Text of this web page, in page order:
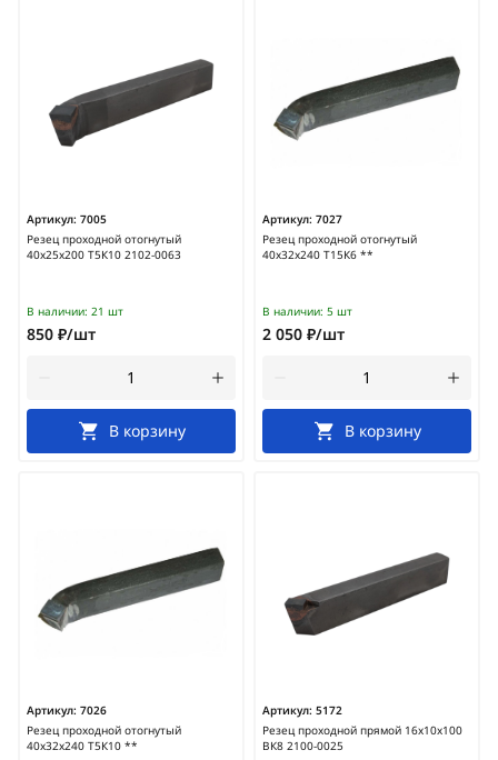
Артикул: 7005
Резец проходной отогнутый
40х25х200 Т5К10 2102-0063
В наличии: 21 шт
850 ₽/шт
В корзину
Артикул: 7027
Резец проходной отогнутый
40х32х240 Т15К6 **
В наличии: 5 шт
2 050 ₽/шт
В корзину
Артикул: 7026
Резец проходной отогнутый
40х32х240 Т5К10 **
Артикул: 5172
Резец проходной прямой 16х10х100
ВК8 2100-0025